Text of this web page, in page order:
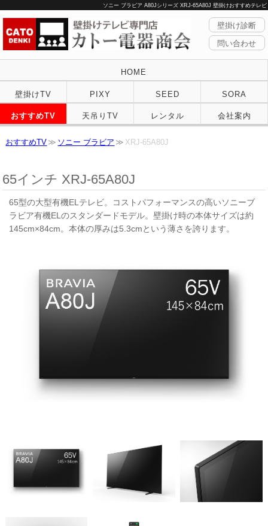
ソニー ブラビア A80Jシリーズ XRJ-65A80J 壁掛けおすすめテレビ
壁掛け診断
問い合わせ
HOME
壁掛けTV PIXY SEED SORA
おすすめTV 天吊りTV レンタル 会社案内
おすすめTV ソニー ブラビア XRJ-65A80J
65インチ XRJ-65A80J
65型の大型有機ELテレビ。コストパフォーマンスの高いソニーブ
ラビア有機ELのスタンダードモデル。壁掛け時の本体サイズは約
145cm×84cm。本体の厚みは5.3cmという薄さを誇ります。